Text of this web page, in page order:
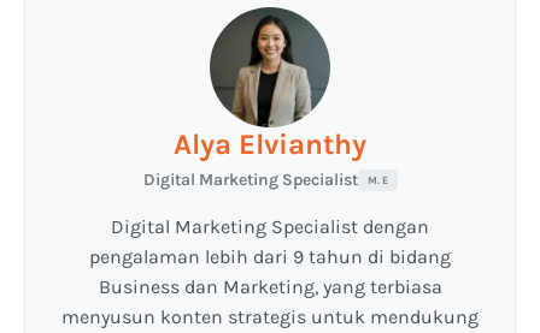
Alya Elvianthy
Digital Marketing Specialist M. E
Digital Marketing Specialist dengan
pengalaman lebih dari 9 tahun di bidang
Business dan Marketing, yang terbiasa
menyusun konten strategis untuk mendukung